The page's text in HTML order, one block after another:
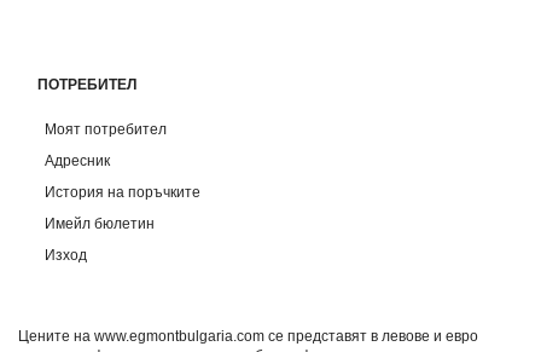
ПОТРЕБИТЕЛ
Моят потребител
Адресник
История на поръчките
Имейл бюлетин
Изход
Цените на www.egmontbulgaria.com се представят в левове и евро